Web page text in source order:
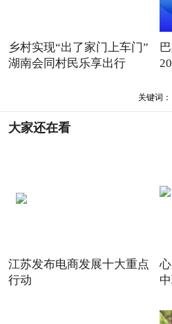
乡村实现“出了家门上车门”
湖南会同村民乐享出行
关键词：
大家还在看
江苏发布电商发展十大重点
行动